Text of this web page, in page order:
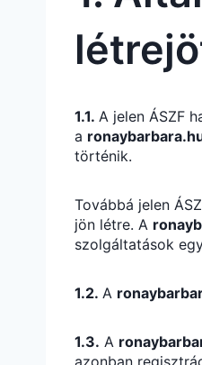
1.1. A jelen ÁSZF
a
történik.
Továbbá jelen
jön létre. A
szolgáltatások
1.2. A
1.3. A
azonban